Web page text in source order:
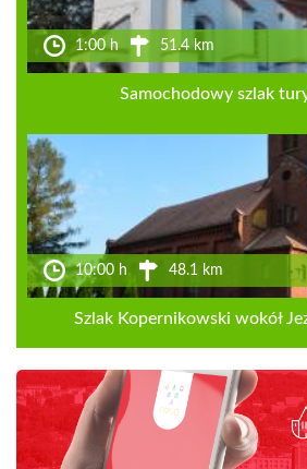
1:00 h 51.4 km
Samochodowy szlak
10:00 h 48.1 km
Szlak Kopernikowski wokół